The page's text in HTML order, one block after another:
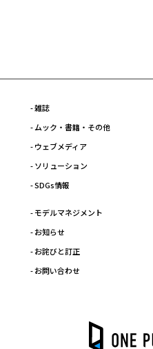
- 雑誌
- ムック・書籍・その他
- ウェブメディア
- ソリューション
- SDGs情報
- モデルマネジメント
- お知らせ
- お詫びと訂正
- お問い合わせ